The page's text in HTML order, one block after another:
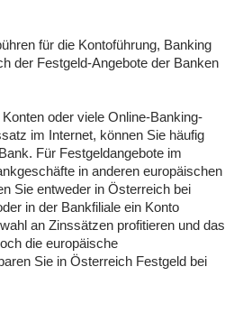
für die Kontoführung, Banking
der Festgeld-Angebote der Banken
oder viele Online-Banking-
im Internet, können Sie häufig
Für Festgeldangebote im
in anderen europäischen
Sie entweder in Österreich bei
in der Bankfiliale ein Konto
an Zinssätzen profitieren und das
die europäische
Sie in Österreich Festgeld bei